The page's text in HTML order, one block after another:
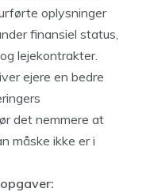
oplysninger
finansiel status,
lejekontrakter.
ejere en bedre
det nemmere at
måske ikke er i